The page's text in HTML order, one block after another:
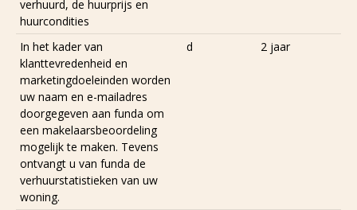
verhuurd, de huurprijs en
huurcondities
In het kader van
klanttevredenheid en
marketingdoeleinden worden
uw naam en e-mailadres
doorgegeven aan funda om
een makelaarsbeoordeling
mogelijk te maken. Tevens
ontvangt u van funda de
verhuurstatistieken van uw
woning.
d 2 jaar